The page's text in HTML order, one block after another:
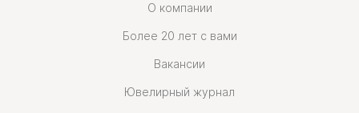
О компании
Более 20 лет с вами
Вакансии
Ювелирный журнал